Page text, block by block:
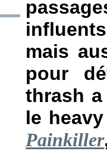
mais
pour
thrash
le
Painkiller